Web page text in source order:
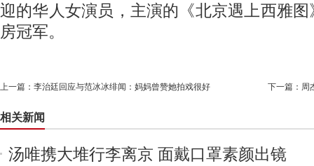
迎的华人女演员，主演的《北京遇上西雅
房冠军。
上一篇： 李治廷回应与范冰冰绯闻：妈妈曾赞她拍戏很好 下一篇： 周
相关新闻
汤唯携大堆行李离京 面戴口罩素颜出镜